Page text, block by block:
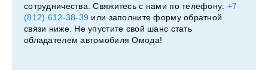
сотрудничества. Свяжитесь с нами по телефону: +7
(812) 612-38-39 или заполните форму обратной
связи ниже. Не упустите свой шанс стать
обладателем автомобиля Омода!